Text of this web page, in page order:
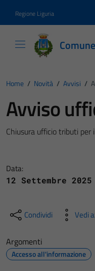
Regione Liguria
Home / Novità / Avvisi /
Avviso
Chiusura ufficio tributi
Data:
12 Settembre 2025
Condividi Vedi
Argomenti
Accesso all'informazione